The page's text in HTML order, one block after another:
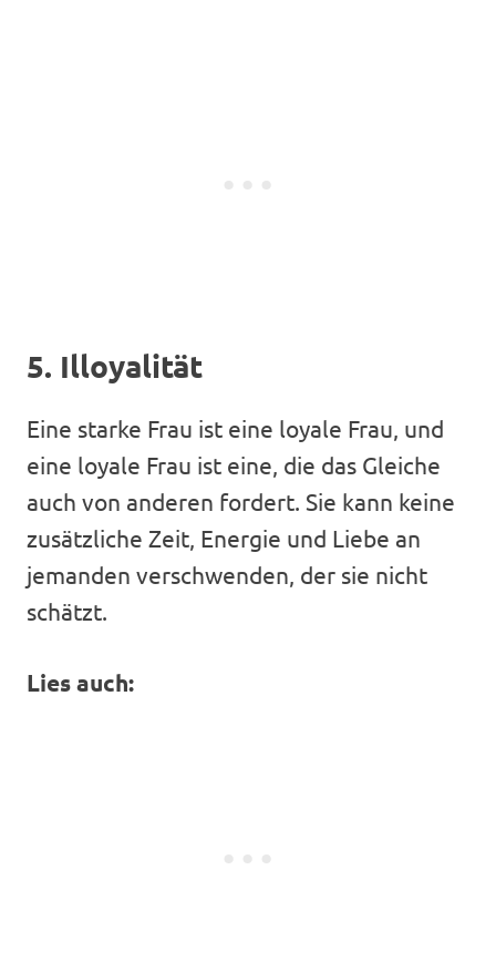
5. Illoyalität
Eine starke Frau ist eine loyale Frau, und
eine loyale Frau ist eine, die das Gleiche
auch von anderen fordert. Sie kann keine
zusätzliche Zeit, Energie und Liebe an
jemanden verschwenden, der sie nicht
schätzt.
Lies auch: